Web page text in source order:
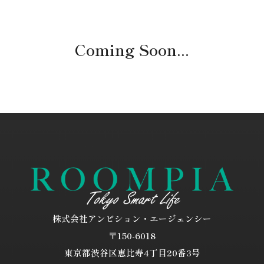
Coming Soon...
株式会社アンビション・エージェンシー
〒150-6018
東京都渋谷区恵比寿4丁目20番3号